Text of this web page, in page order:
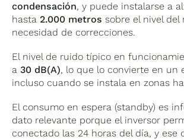
condensación, y puede instalarse a
hasta 2.000 metros sobre el nivel del
necesidad de correcciones.
El nivel de ruido típico en
a30 dB(A), lo que lo convierte en un
incluso cuando se instala en zonas
El consumo en espera (standby) es
dato relevante porque el inversor
conectado las 24 horas del día, y ese